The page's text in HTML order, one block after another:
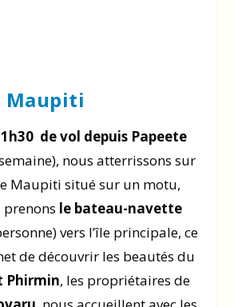
Maupiti
1h30 de vol depuis Papeete
nous atterrissons sur
Maupiti situé sur un motu,
le bateau-navette
vers l’île principale, ce
de découvrir les beautés du
Phirmin, les propriétaires de